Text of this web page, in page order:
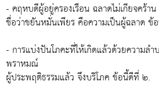
- คฤหบดีผู้อยู่ครองเรือน ฉลาดไม่เกียจคร้า
ชื่อว่าขยันหมั่นเพียร คือความเป็นผู้ฉลาด ข้
- การแบ่งปันโภคะที่ให้เกิดแล้วด้วยความล
พราหมณ์
ผู้ประพฤติธรรมแล้ว จึงบริโภค ข้อนี้ดีที่ ๒.